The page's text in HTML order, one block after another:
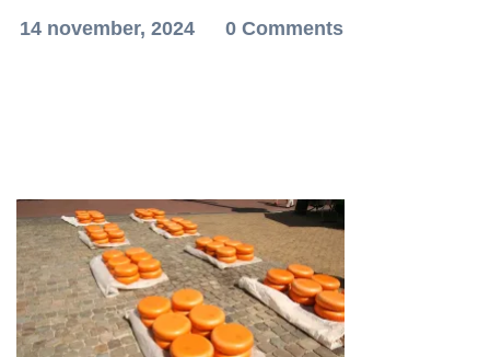
14 november, 2024 0 Comments